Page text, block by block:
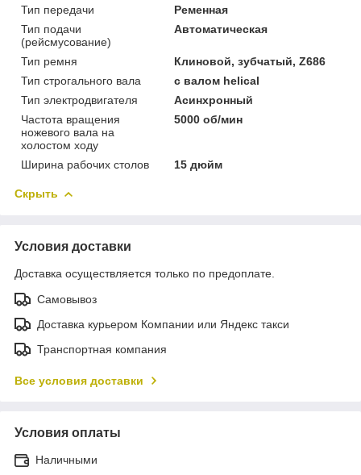
Тип передачи
Ременная
Тип подачи
(рейсмусование)
Автоматическая
Тип ремня
Клиновой, зубчатый, Z686
Тип строгального вала
с валом helical
Тип электродвигателя
Асинхронный
Частота вращения
ножевого вала на
холостом ходу
5000 об/мин
Ширина рабочих столов 15 дюйм
Скрыть
Условия доставки
Доставка осуществляется только по предоплате.
Самовывоз
Доставка курьером Компании или Яндекс такси
Транспортная компания
Все условия доставки
Условия оплаты
Наличными